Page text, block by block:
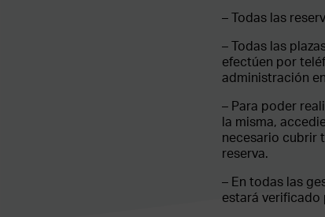
– Todas las
– Todas las
efectúen por
administración
– Para poder
la misma,
necesario cubrir
reserva.
– En todas las
estará verificado